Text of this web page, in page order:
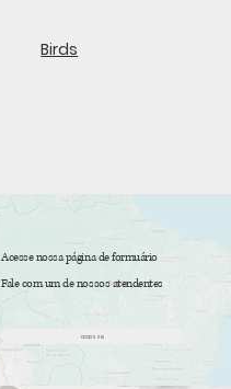
Birds
Acesse nossa página de formuário
Fale com um de nossos atendentes
acesse